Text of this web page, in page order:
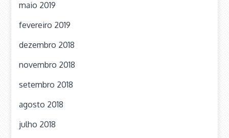
maio 2019
fevereiro 2019
dezembro 2018
novembro 2018
setembro 2018
agosto 2018
julho 2018